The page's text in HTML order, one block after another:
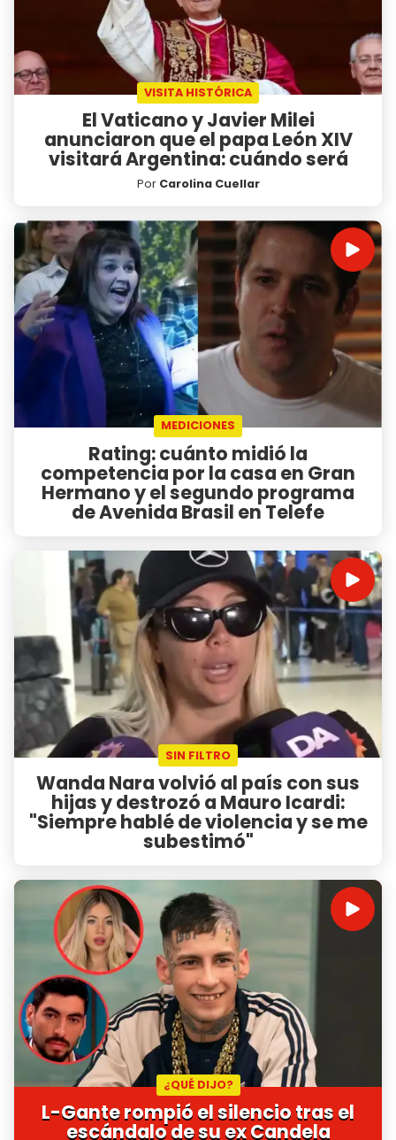
VISITA HISTÓRICA
El Vaticano y Javier Milei
anunciaron que el papa León XIV
visitará Argentina: cuándo será
Por Carolina Cuellar
MEDICIONES
Rating: cuánto midió la
competencia por la casa en Gran
Hermano y el segundo programa
de Avenida Brasil en Telefe
SIN FILTRO
Wanda Nara volvió al país con sus
hijas y destrozó a Mauro Icardi:
"Siempre hablé de violencia y se me
subestimó"
¿QUÉ DIJO?
L-Gante rompió el silencio tras el
escándalo de su ex Candela